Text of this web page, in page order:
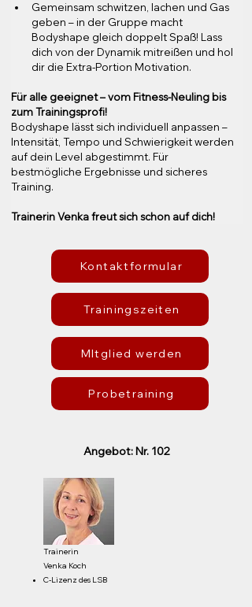
Gemeinsam schwitzen, lachen und Gas
geben – in der Gruppe macht
Bodyshape gleich doppelt Spaß! Lass
dich von der Dynamik mitreißen und hol
dir die Extra-Portion Motivation.
Für alle geeignet – vom Fitness-Neuling bis
zum Trainingsprofi!
Bodyshape lässt sich individuell anpassen –
Intensität, Tempo und Schwierigkeit werden
auf dein Level abgestimmt. Für
bestmögliche Ergebnisse und sicheres
Training.
Trainerin Venka freut sich schon auf dich!
Kontaktformular
Trainingszeiten
MItglied werden
Probetraining
Angebot: Nr. 102
Trainerin
Venka Koch
C-Lizenz des LSB